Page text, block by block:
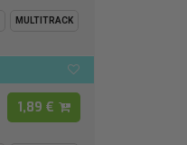
MULTITRACK
1,89 €